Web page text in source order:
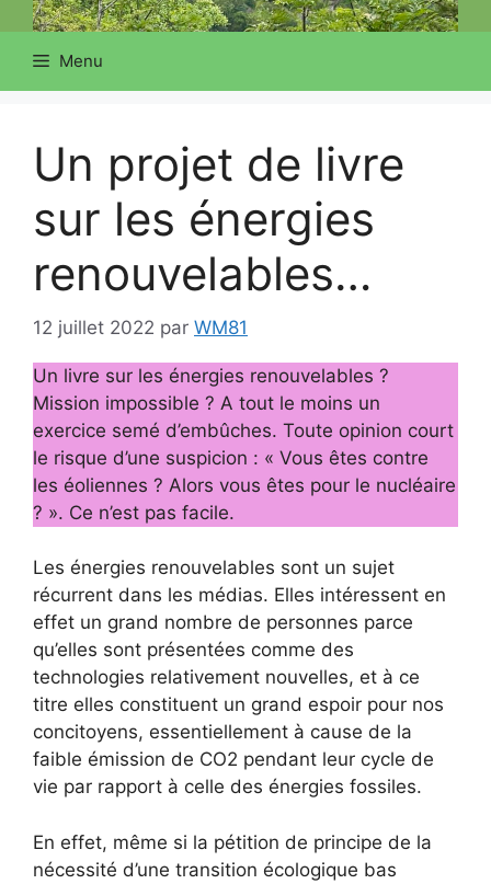
Menu
Un projet de livre
sur les énergies
renouvelables…
12 juillet 2022 par WM81
Un livre sur les énergies renouvelables ?
Mission impossible ? A tout le moins un
exercice semé d’embûches. Toute opinion court
le risque d’une suspicion : « Vous êtes contre
les éoliennes ? Alors vous êtes pour le nucléaire
? ». Ce n’est pas facile.
Les énergies renouvelables sont un sujet
récurrent dans les médias. Elles intéressent en
effet un grand nombre de personnes parce
qu’elles sont présentées comme des
technologies relativement nouvelles, et à ce
titre elles constituent un grand espoir pour nos
concitoyens, essentiellement à cause de la
faible émission de CO2 pendant leur cycle de
vie par rapport à celle des énergies fossiles.
En effet, même si la pétition de principe de la
nécessité d’une transition écologique bas